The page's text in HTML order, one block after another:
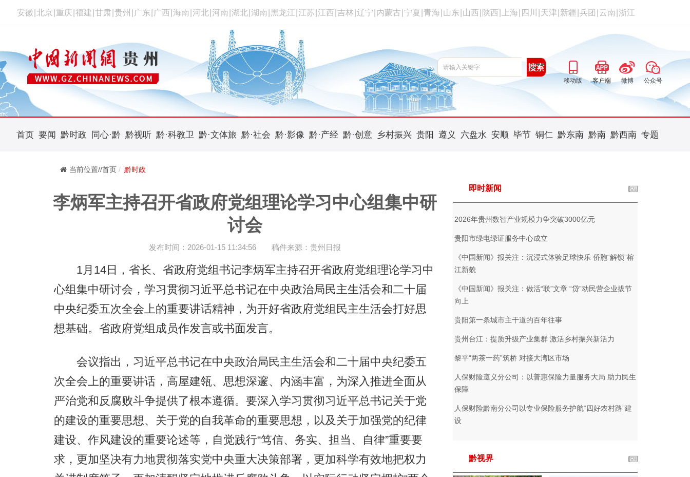
安徽 北京 重庆 福建 甘肃 贵州 广东 广西 海南 河北 河南 湖北 湖南 黑龙江 江苏 江西 吉林 辽宁 内蒙古 宁夏 青海 山东 山西 陕西 上海 四川 天津 新疆 兵团 云南 浙江
移动版 客户端 微博 公众号
首页 要闻 黔时政 同心·黔 黔视听 黔·科教卫 黔·文体旅 黔·社会 黔·影像 黔·产经 黔·创意 乡村振兴 贵阳 遵义 六盘水 安顺 毕节 铜仁 黔东南 黔南 黔西南 专题
当前位置//首页 黔时政
李炳军主持召开省政府党组理论学习中心组集中研
讨会
发布时间：2026-01-15 11:34:56 稿件来源：贵州日报
1月14日，省长、省政府党组书记李炳军主持召开省政府党组理论学习中
心组集中研讨会，学习贯彻习近平总书记在中央政治局民主生活会和二十届
中央纪委五次全会上的重要讲话精神，为开好省政府党组民主生活会打好思
想基础。省政府党组成员作发言或书面发言。
会议指出，习近平总书记在中央政治局民主生活会和二十届中央纪委五
次全会上的重要讲话，高屋建瓴、思想深邃、内涵丰富，为深入推进全面从
严治党和反腐败斗争提供了根本遵循。要深入学习贯彻习近平总书记关于党
的建设的重要思想、关于党的自我革命的重要思想，以及关于加强党的纪律
建设、作风建设的重要论述等，自觉践行“笃信、务实、担当、自律”重要要
求，更加坚决有力地贯彻落实党中央重大决策部署，更加科学有效地把权力
即时新闻
2026年贵州数智产业规模力争突破3000亿元
贵阳市绿电绿证服务中心成立
《中国新闻》报关注：沉浸式体验足球快乐 侨胞“解锁”榕
江新貌
《中国新闻》报关注：做活“联”文章 “贷”动民营企业拔节
向上
贵阳第一条城市主干道的百年往事
贵州台江：提质升级产业集群 激活乡村振兴新活力
黎平“两茶一药”筑桥 对接大湾区市场
人保财险遵义分公司：以普惠保险力量服务大局 助力民生
保障
人保财险黔南分公司以专业保险服务护航“四好农村路”建
设
黔视界